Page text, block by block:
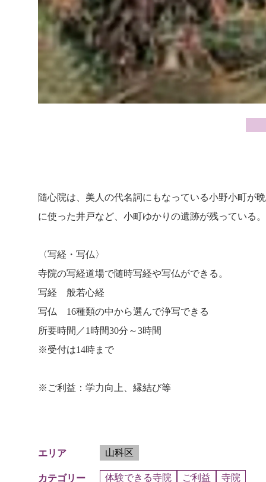
隨心院は、美人の代名詞にもなっている小野小町が
に使った井戸など、小町ゆかりの遺跡が残っている
〈写経・写仏〉
寺院の写経道場で随時写経や写仏ができる。
写経 般若心経
写仏 16種類の中から選んで浄写できる
所要時間／1時間30分～3時間
※受付は14時まで
※ご利益：学力向上、縁結び等
エリア 山科区
カテゴリー 体験できる寺院 ご利益 寺院